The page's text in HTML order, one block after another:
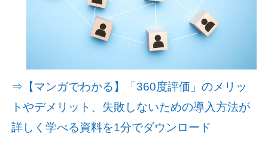
資料請求(無料) お見積もり依頼
⇒【マンガでわかる】「360度評価」のメリッ
トやデメリット、失敗しないための導入方法が
詳しく学べる資料を1分でダウンロード